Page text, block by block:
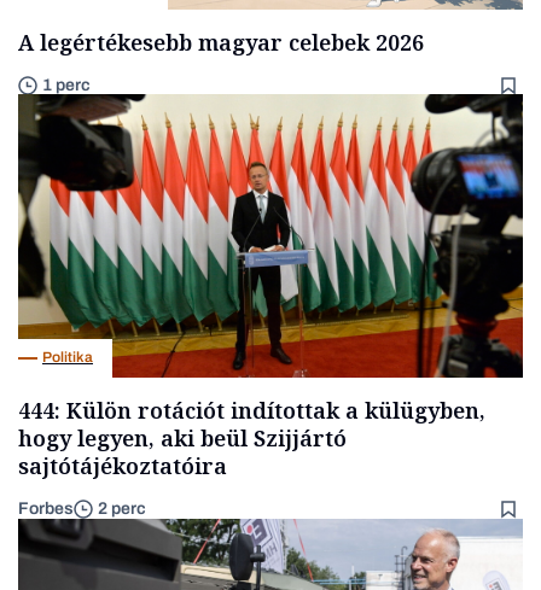
A legértékesebb magyar celebek 2026
1 perc
Politika
444: Külön rotációt indítottak a külügyben,
hogy legyen, aki beül Szijjártó
sajtótájékoztatóira
Forbes 2 perc